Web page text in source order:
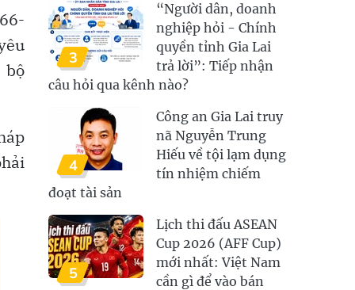
bộ
3
“Người dân, doanh
nghiệp hỏi - Chính
quyền tỉnh Gia Lai
trả lời”: Tiếp nhận
câu hỏi qua kênh nào?
4
Công an Gia Lai truy
nã Nguyễn Trung
Hiếu về tội lạm dụng
tín nhiệm chiếm
đoạt tài sản
5
Lịch thi đấu ASEAN
Cup 2026 (AFF Cup)
mới nhất: Việt Nam
cần gì để vào bán